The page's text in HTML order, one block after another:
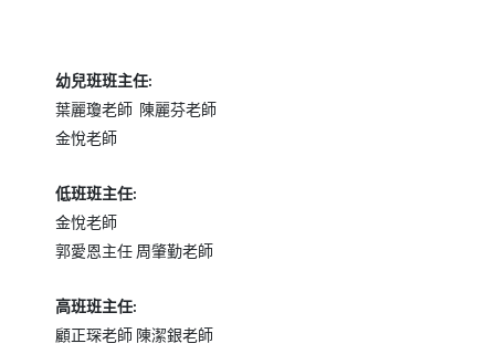
幼兒班班主任:
葉麗瓊老師 陳麗芬老師
金悅老師
低班班主任:
金悅老師
郭愛恩主任 周肇勤老師
高班班主任:
顧正琛老師 陳潔銀老師